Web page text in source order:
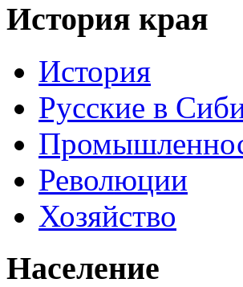
История края
История
Русские в
Революции
Хозяйство
Население